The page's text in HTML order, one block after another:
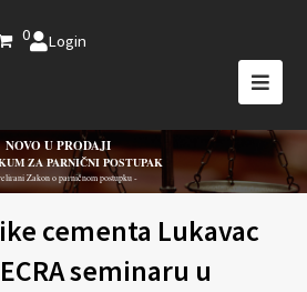
0 Login
NOVO U PRODAJI
ZA PARNIČNI POSTUPAK
Zakon o parničnom postupku -
cementa Lukavac
seminaru u